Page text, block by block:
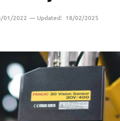
01/2022 Updated: 18/02/2025